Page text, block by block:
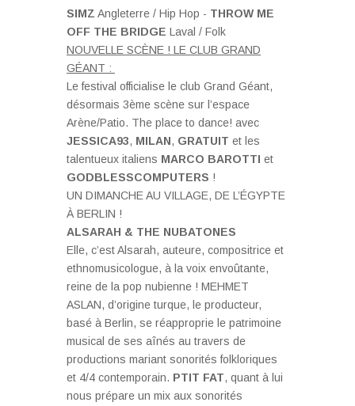
SIMZ Angleterre / Hip Hop - THROW ME
OFF THE BRIDGE Laval / Folk
NOUVELLE SCÈNE ! LE CLUB GRAND
GÉANT :
Le festival officialise le club Grand Géant,
désormais 3ème scène sur l’espace
Arène/Patio. The place to dance! avec
JESSICA93, MILAN, GRATUIT et les
talentueux italiens MARCO BAROTTI et
GODBLESSCOMPUTERS !
UN DIMANCHE AU VILLAGE, DE L’ÉGYPTE
À BERLIN !
ALSARAH & THE NUBATONES
Elle, c’est Alsarah, auteure, compositrice et
ethnomusicologue, à la voix envoûtante,
reine de la pop nubienne ! MEHMET
ASLAN, d’origine turque, le producteur,
basé à Berlin, se réapproprie le patrimoine
musical de ses aînés au travers de
productions mariant sonorités folkloriques
et 4/4 contemporain. PTIT FAT, quant à lui
nous prépare un mix aux sonorités